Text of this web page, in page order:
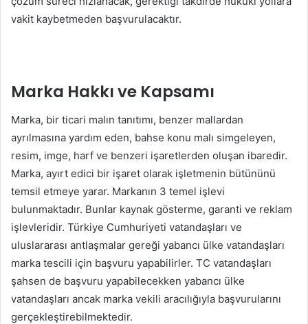
vakit kaybetmeden başvurulacaktır.
Marka Hakkı ve Kapsamı
Marka, bir ticari malın tanıtımı, benzer mallardan
ayrılmasına yardım eden, bahse konu malı simgeleyen,
resim, imge, harf ve benzeri işaretlerden oluşan ibaredir.
Marka, ayırt edici bir işaret olarak işletmenin bütününü
temsil etmeye yarar. Markanın 3 temel işlevi
bulunmaktadır. Bunlar kaynak gösterme, garanti ve reklam
işlevleridir. Türkiye Cumhuriyeti vatandaşları ve
uluslararası antlaşmalar gereği yabancı ülke vatandaşları
marka tescili için başvuru yapabilirler. TC vatandaşları
şahsen de başvuru yapabilecekken yabancı ülke
vatandaşları ancak marka vekili aracılığıyla başvurularını
gerçekleştirebilmektedir.